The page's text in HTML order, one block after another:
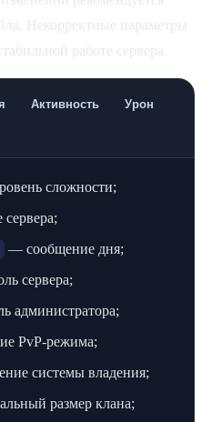
Некорректные параметры
работе сервера.
Активность Урон
сложности;
— сообщение дня;
сервера;
администратора;
PvP-режима;
системы владения;
размер клана;